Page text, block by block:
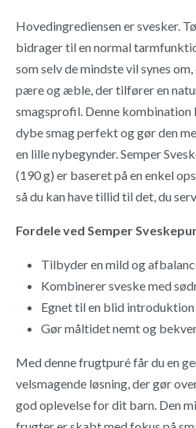
Hovedingrediensen er svesker.
bidrager til en normal
som selv de mindste vil synes
pære og æble, der tilfører en
smagsprofil. Denne kombination
dybe smag perfekt og gør den
en lille nybegynder. Semper
(190 g) er baseret på en enkel
så du kan have tillid til det, du
Fordele ved Semper
Tilbyder en mild og
Kombinerer sveske med
Egnet til en blid
Gør måltidet nemt og
Med denne frugtpuré får du en
velsmagende løsning, der gør
god oplevelse for dit barn. Den